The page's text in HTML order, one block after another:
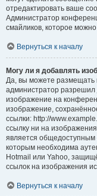
отредактировать ваше
Администратор
смайликов, которое
Вернуться к началу
Могу ли я добавлять
Да, вы можете размещать
администратор разрешил
изображение на
изображение,
ссылки: http://
ссылку ни на
является общедоступным
которым необходима
Hotmail или Yahoo,
ссылок на изображения
Вернуться к началу